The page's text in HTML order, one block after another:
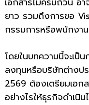
ยาว รวมถึงการขอ
กรรมการหรือพนักงา
โดยในบทความนี้จะเป็
ลงทุนหรือบริษัทต่างป
2569 ต้องเตรียมเอก
อย่างไรให้ธุรกิจดำเ